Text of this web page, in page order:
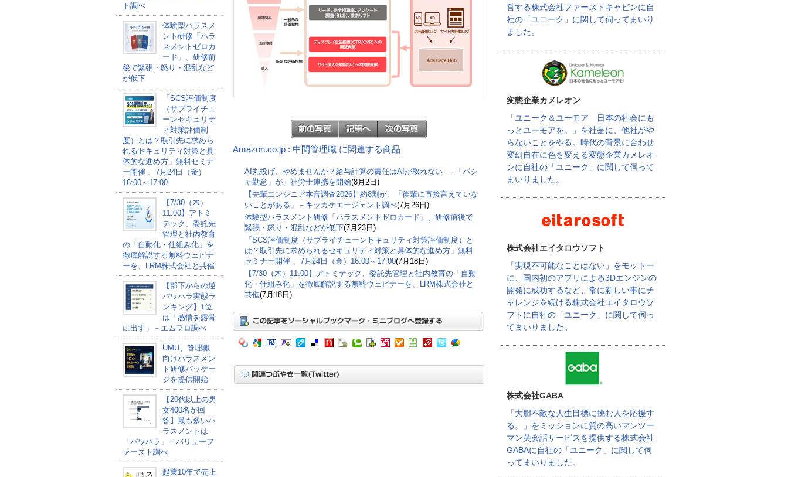
ト調べ
体験型ハラスメ
ント研修「ハラ
スメントゼロカ
ード」、研修前
後で緊張・怒り・混乱など
が低下
「SCS評価制度
（サプライチェ
ーンセキュリテ
ィ対策評価制
度）とは？取引先に求めら
れるセキュリティ対策と具
体的な進め方」無料セミナ
ー開催 、7月24日（金）
16:00～17:00
【7/30（木）
11:00】アトミ
テック、委託先
管理と社内教育
の「自動化・仕組み化」を
徹底解説する無料ウェビナ
ーを、LRM株式会社と共催
【部下からの逆
パワハラ実態ラ
ンキング】1位
は「感情を露骨
に出す」－エムフロ調べ
UMU、管理職
向けハラスメン
ト研修パッケー
ジを提供開始
【20代以上の男
女400名が回
答】最も多いハ
ラスメントは
「パワハラ」－バリューフ
ァースト調べ
起業10年で売上
Amazon.co.jp : 中間管理職 に関連する商品
AI丸投げ、やめませんか？給与計算の責任はAIが取れない ― 「パシ
ャ勤怠」が、社労士連携を開始(8月2日)
【先輩エンジニア本音調査2026】約8割が、「後輩に直接言えていな
いことがある」－キッカケエージェント調べ(7月26日)
体験型ハラスメント研修「ハラスメントゼロカード」、研修前後で
緊張・怒り・混乱などが低下(7月23日)
「SCS評価制度（サプライチェーンセキュリティ対策評価制度）と
は？取引先に求められるセキュリティ対策と具体的な進め方」無料
セミナー開催 、7月24日（金）16:00～17:00(7月18日)
【7/30（木）11:00】アトミテック、委託先管理と社内教育の「自動
化・仕組み化」を徹底解説する無料ウェビナーを、LRM株式会社と
共催(7月18日)
営する株式会社ファーストキャビンに自
社の「ユニーク」に関して伺ってまいり
ました。
変態企業カメレオン
「ユニーク＆ユーモア 日本の社会にも
っとユーモアを。」を社是に、他社がや
らないことをやる。時代の背景に合わせ
変幻自在に色を変える変態企業カメレオ
ンに自社の「ユニーク」に関して伺って
まいりました。
株式会社エイタロウソフト
「実現不可能なことはない」をモットー
に、国内初のアプリによる3Dエンジンの
開発に成功するなど、常に新しい事にチ
ャレンジを続ける株式会社エイタロウソ
フトに自社の「ユニーク」に関して伺っ
てまいりました。
株式会社GABA
「大胆不敵な人生目標に挑む人を応援す
る。」をミッションに質の高いマンツー
マン英会話サービスを提供する株式会社
GABAに自社の「ユニーク」に関して伺
ってまいりました。